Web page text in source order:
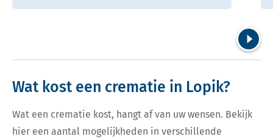
Wat kost een crematie in Lopik?
Wat een crematie kost, hangt af van uw wensen. Bekijk
hier een aantal mogelijkheden in verschillende